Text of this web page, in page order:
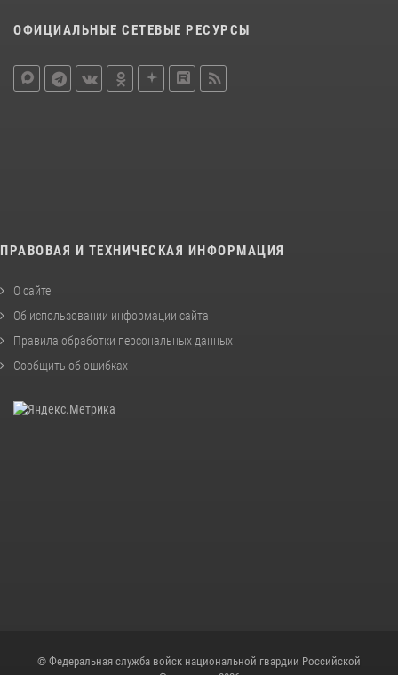
ОФИЦИАЛЬНЫЕ СЕТЕВЫЕ РЕСУРСЫ
ПРАВОВАЯ И ТЕХНИЧЕСКАЯ ИНФОРМАЦИЯ
О сайте
Об использовании информации сайта
Правила обработки персональных данных
Сообщить об ошибках
© Федеральная служба войск национальной гвардии Российской